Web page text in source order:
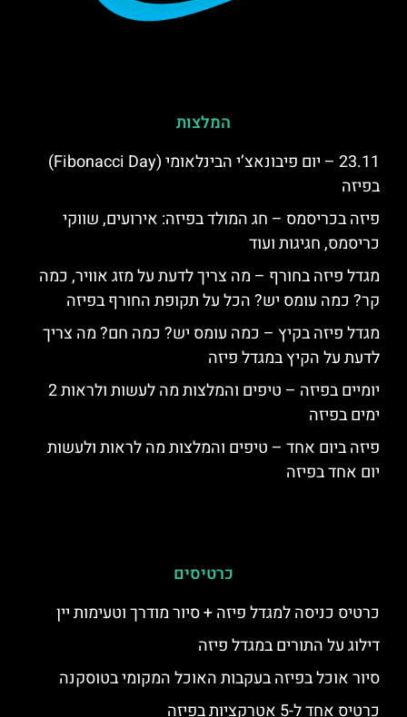
המלצות
23.11 – יום פיבונאצ’י הבינלאומי (Fibonacci Day)
בפיזה
פיזה בכריסמס – חג המולד בפיזה: אירועים, שווקי
כריסמס, חגיגות ועוד
מגדל פיזה בחורף – מה צריך לדעת על מזג אוויר, כמה
קר? כמה עומס יש? הכל על תקופת החורף בפיזה
מגדל פיזה בקיץ – כמה עומס יש? כמה חם? מה צריך
לדעת על הקיץ במגדל פיזה
יומיים בפיזה – טיפים והמלצות מה לעשות ולראות 2
ימים בפיזה
פיזה ביום אחד – טיפים והמלצות מה לראות ולעשות
יום אחד בפיזה
כרטיסים
כרטיס כניסה למגדל פיזה + סיור מודרך וטעימות יין
דילוג על התורים במגדל פיזה
סיור אוכל בפיזה בעקבות האוכל המקומי בטוסקנה
כרטיס אחד ל-5 אטרקציות בפיזה